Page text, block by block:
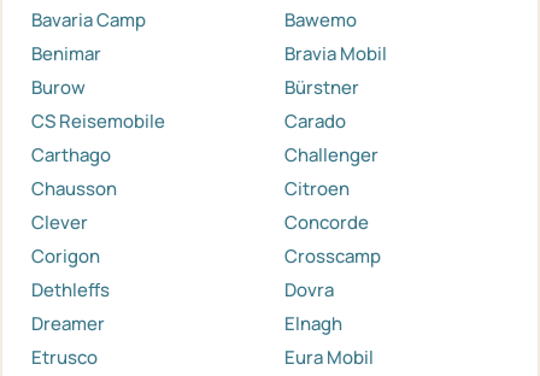
Bavaria Camp
Bawemo
Benimar
Bravia Mobil
Burow
Bürstner
CS Reisemobile
Carado
Carthago
Challenger
Chausson
Citroen
Clever
Concorde
Corigon
Crosscamp
Dethleffs
Dovra
Dreamer
Elnagh
Etrusco
Eura Mobil